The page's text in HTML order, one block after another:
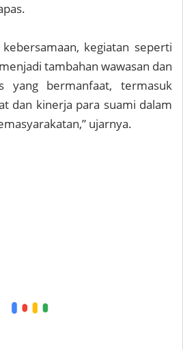
kegiatan seperti
tambahan wawasan dan
yang bermanfaat, termasuk
dan kinerja para suami dalam
ujarnya.